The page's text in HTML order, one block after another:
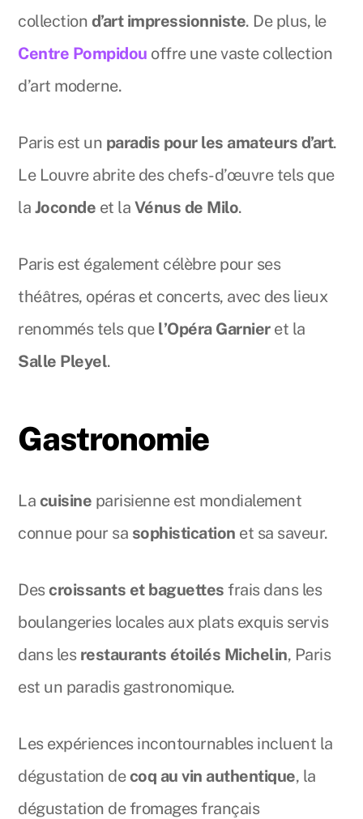
collection d’art impressionniste. De plus, le
Centre Pompidou offre une vaste collection
d’art moderne.
Paris est un paradis pour les amateurs d’art.
Le Louvre abrite des chefs-d’œuvre tels que
la Joconde et la Vénus de Milo.
Paris est également célèbre pour ses
théâtres, opéras et concerts, avec des lieux
renommés tels que l’Opéra Garnieret la
Salle Pleyel.
Gastronomie
La cuisine parisienne est mondialement
connue pour sa sophistication et sa saveur.
Descroissants et baguettes frais dans les
boulangeries locales aux plats exquis servis
dans les restaurants étoilés Michelin, Paris
est un paradis gastronomique.
Les expériences incontournables incluent la
dégustation decoq au vin authentique, la
dégustation de fromages français